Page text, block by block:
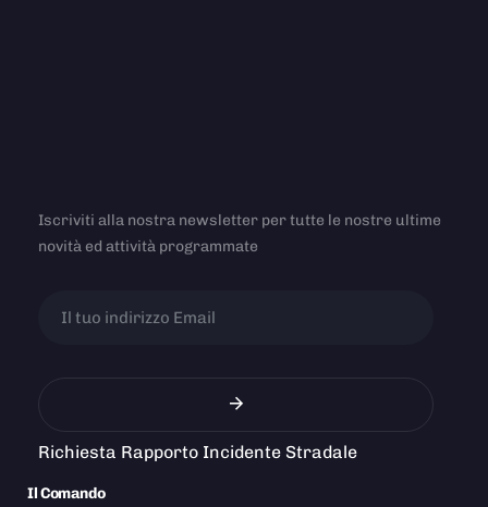
Iscriviti alla nostra newsletter per tutte le nostre ultime
novità ed attività programmate
Richiesta Rapporto Incidente Stradale
Il Comando